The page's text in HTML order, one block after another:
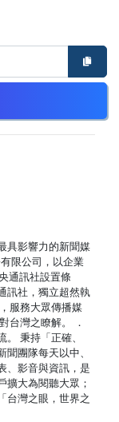
具影響力的新聞媒
限公司，以企業
通訊社設置條
訊社，獨立超然執
服務大眾傳播媒
台灣之瞭解。 ．
秉持「正確、
團隊每天以中、
、影音與資訊，是
擴大為閱聽大眾；
台灣之眼，世界之